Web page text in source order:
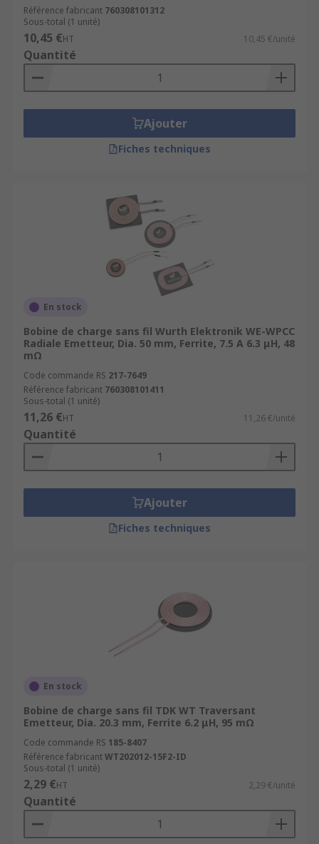
Référence fabricant 760308101312
Sous-total (1 unité)
10,45 €HT 10,45 €/unité
Quantité
Ajouter
Fiches techniques
En stock
Bobine de charge sans fil Wurth Elektronik WE-WPCC
Radiale Emetteur, Dia. 50 mm, Ferrite, 7.5 A 6.3 μH, 48
mΩ
Code commande RS 217-7649
Référence fabricant 760308101411
Sous-total (1 unité)
11,26 €HT 11,26 €/unité
Quantité
Ajouter
Fiches techniques
En stock
Bobine de charge sans fil TDK WT Traversant
Emetteur, Dia. 20.3 mm, Ferrite 6.2 μH, 95 mΩ
Code commande RS 185-8407
Référence fabricantWT202012-15F2-ID
Sous-total (1 unité)
2,29 €HT 2,29 €/unité
Quantité